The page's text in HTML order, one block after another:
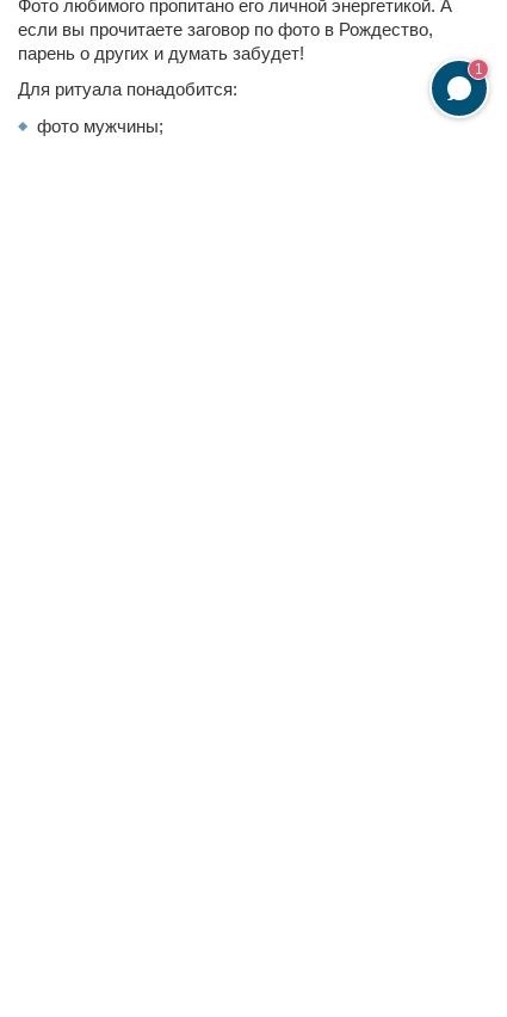
Фото любимого пропитано его личной энергетикой. А
если вы прочитаете заговор по фото в Рождество,
парень о других и думать забудет!
Для ритуала понадобится:
фото мужчины;
1